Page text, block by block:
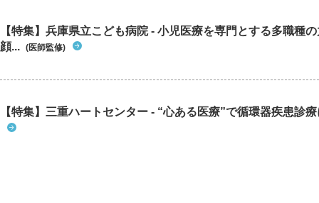
【特集】兵庫県立こども病院 - 小児医療を専門とする多職種
顔... (医師監修)
【特集】三重ハートセンター - “心ある医療”で循環器疾患診